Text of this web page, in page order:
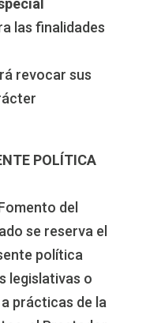
las finalidades
revocar sus
POLÍTICA
del
se reserva el
política
legislativas o
prácticas de la